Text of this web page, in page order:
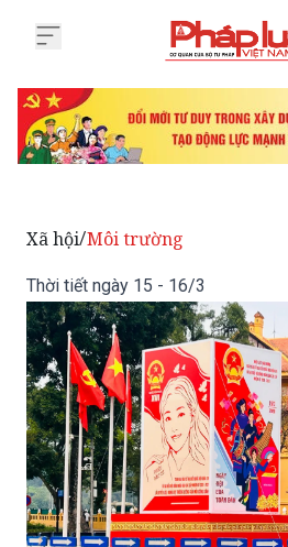
Xã hội/Môi trường
Thời tiết ngày 15 - 16/3